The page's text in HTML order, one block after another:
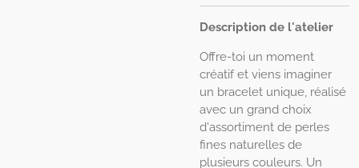
Description de l'atelier
Offre-toi un moment
créatif et viens imaginer
un bracelet unique, réalisé
avec un grand choix
d'assortiment de perles
fines naturelles de
plusieurs couleurs. Un